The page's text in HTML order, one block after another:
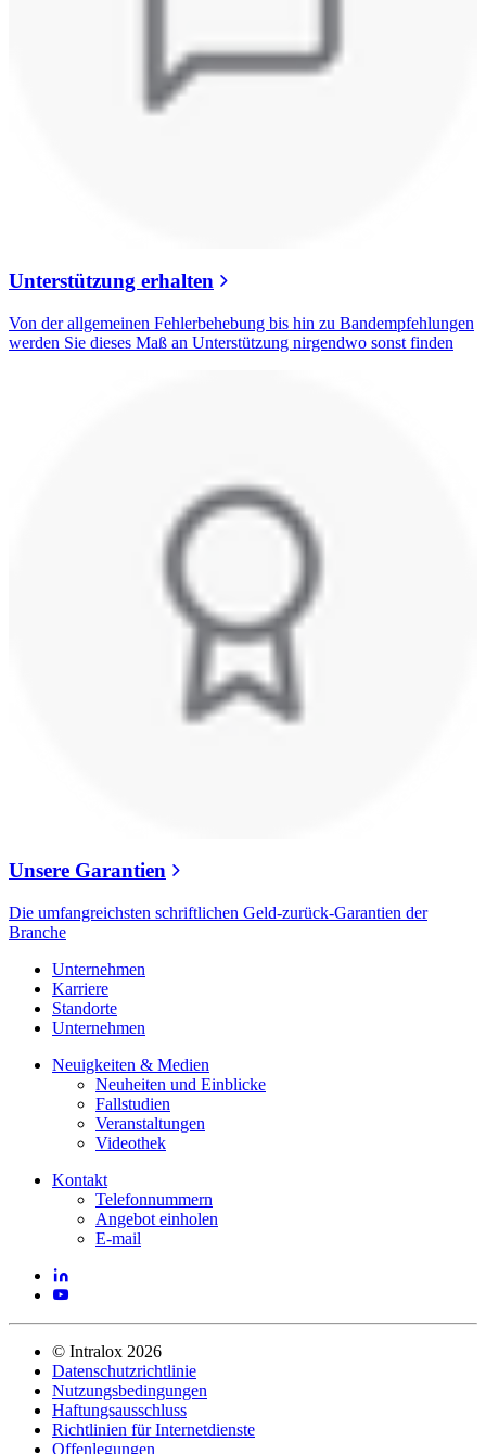
Unterstützung erhalten
Von der allgemeinen Fehlerbehebung bis hin zu Bandempfehlungen
werden Sie dieses Maß an Unterstützung nirgendwo sonst finden
Unsere Garantien
Die umfangreichsten schriftlichen Geld-zurück-Garantien der
Branche
Unternehmen
Karriere
Standorte
Unternehmen
Neuigkeiten & Medien
Neuheiten und Einblicke
Fallstudien
Veranstaltungen
Videothek
Kontakt
Telefonnummern
Angebot einholen
E-mail
© Intralox 2026
Datenschutzrichtlinie
Nutzungsbedingungen
Haftungsausschluss
Richtlinien für Internetdienste
Offenlegungen